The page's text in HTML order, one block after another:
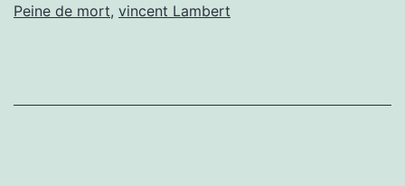
Peine de mort, vincent Lambert